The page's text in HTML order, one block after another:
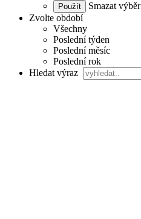
Smazat výběr
Zvolte období
Všechny
Poslední týden
Poslední měsíc
Poslední rok
Hledat výraz